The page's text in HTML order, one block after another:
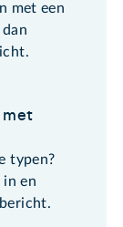
met een
met
typen?
in en